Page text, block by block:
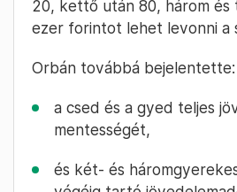
munkába állítanunk!”
Európa legnagyobb
tette hozzá. Orbán
ismertett21 pontos
is, hogy két lépésben –
január 1-től – megduplázzák